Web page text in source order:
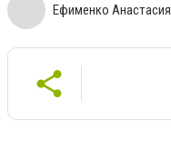
Ефименко Анастасия